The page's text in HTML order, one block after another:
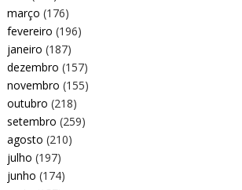
março (176)
fevereiro (196)
janeiro (187)
dezembro (157)
novembro (155)
outubro (218)
setembro (259)
agosto (210)
julho (197)
junho (174)